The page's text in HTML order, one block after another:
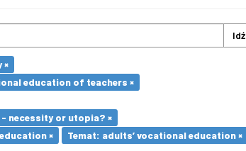
Idź
×
education of teachers ×
necessity or utopia? ×
×
Temat: adults’ vocational education ×